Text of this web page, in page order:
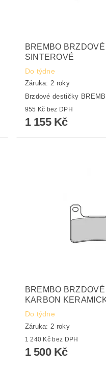
BREMBO
SINTEROVÉ
Do týdne
Záruka: 2 roky
Brzdové destičky
955 Kč bez DPH
1 155 Kč
BREMBO
KARBON
Do týdne
Záruka: 2 roky
1 240 Kč bez DPH
1 500 Kč